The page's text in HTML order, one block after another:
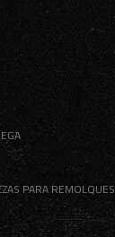
PARA REMOLQUES